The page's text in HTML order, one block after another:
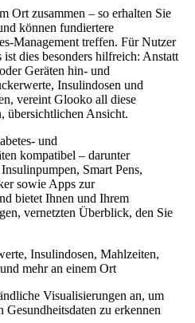
Ort zusammen – so erhalten Sie
können fundiertere
Management treffen. Für Nutzer
dies besonders hilfreich: Anstatt
Geräten hin- und
Insulindosen und
vereint Glooko all diese
übersichtlichen Ansicht.
und
kompatibel – darunter
Smart Pens,
sowie Apps zur
bietet Ihnen und Ihrem
vernetzten Überblick, den Sie
Insulindosen, Mahlzeiten,
mehr an einem Ort
Visualisierungen an, um
zu erkennen